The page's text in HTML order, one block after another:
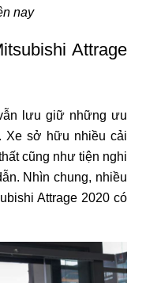
nay
Attrage
lưu giữ những ưu
Xe sở hữu nhiều cải
cũng như tiện nghi
Nhìn chung, nhiều
Attrage 2020 có